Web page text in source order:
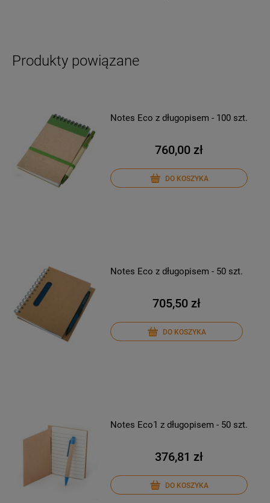
Produkty powiązane
Notes Eco z długopisem - 100 szt.
760,00 zł
DO KOSZYKA
Notes Eco z długopisem - 50 szt.
705,50 zł
DO KOSZYKA
Notes Eco1 z długopisem - 50 szt.
376,81 zł
DO KOSZYKA